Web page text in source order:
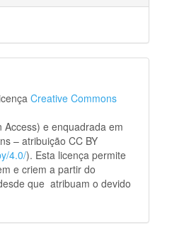
Creative Commons
e enquadrada em
– atribuição CC BY
4.0/). Esta licença permite
e criem a partir do
que atribuam o devido